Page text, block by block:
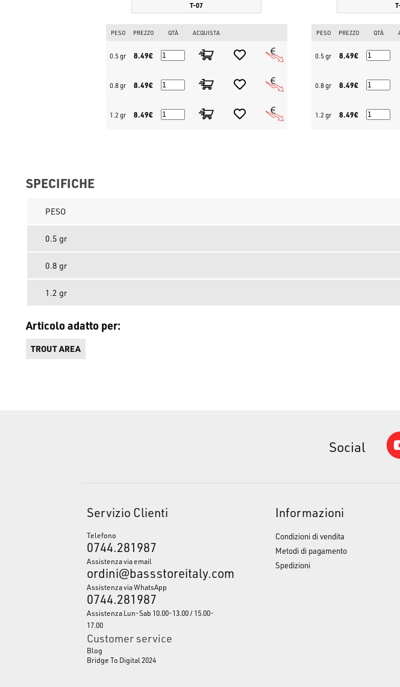
T-07
PESO PREZZO QTÀ ACQUISTA
0.5 gr 8.49€
0.8 gr 8.49€
1.2 gr 8.49€
PESO PREZZO QTÀ
0.5 gr 8.49€
0.8 gr 8.49€
1.2 gr 8.49€
SPECIFICHE
PESO
0.5 gr
0.8 gr
1.2 gr
Articolo adatto per:
TROUT AREA
Social
Servizio Clienti
Telefono
0744.281987
Assistenza via email
ordini@bassstoreitaly.com
Assistenza via WhatsApp
0744.281987
Assistenza Lun-Sab 10.00-13.00 / 15.00-
17.00
Customer service
Blog
Bridge To Digital 2024
Informazioni
Condizioni di vendita
Metodi di pagamento
Spedizioni